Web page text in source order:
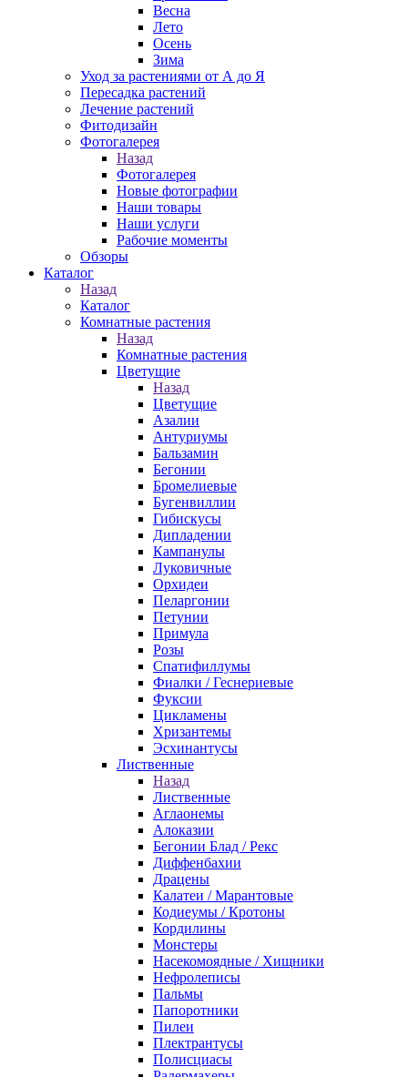
Весна
Лето
Осень
Зима
Уход за растениями от А до Я
Пересадка растений
Лечение растений
Фитодизайн
Фотогалерея
Назад
Фотогалерея
Новые фотографии
Наши товары
Наши услуги
Рабочие моменты
Обзоры
Каталог
Назад
Каталог
Комнатные растения
Назад
Комнатные растения
Цветущие
Назад
Цветущие
Азалии
Антуриумы
Бальзамин
Бегонии
Бромелиевые
Бугенвиллии
Гибискусы
Дипладении
Кампанулы
Луковичные
Орхидеи
Пеларгонии
Петунии
Примула
Розы
Спатифиллумы
Фиалки / Геснериевые
Фуксии
Цикламены
Хризантемы
Эсхинантусы
Лиственные
Назад
Лиственные
Аглаонемы
Алоказии
Бегонии Блад / Рекс
Диффенбахии
Драцены
Калатеи / Марантовые
Кодиеумы / Кротоны
Кордилины
Монстеры
Насекомоядные / Хищники
Нефролеписы
Пальмы
Папоротники
Пилеи
Плектрантусы
Полисциасы